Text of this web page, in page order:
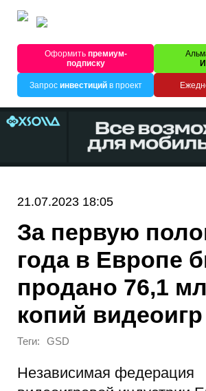
Оформитьпремиум-
подписку
Запрос инвестицийв проект
21.07.2023 18:05
За первую
года в Европе
продано 76,1
копий видеоигр
Теги: GSD
Независимая федерация